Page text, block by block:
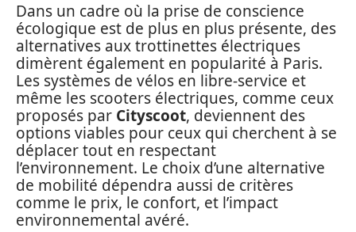
Dans un cadre où la prise de conscience
écologique est de plus en plus présente, des
alternatives aux trottinettes électriques
dimèrent également en popularité à Paris.
Les systèmes de vélos en libre-service et
même les scooters électriques, comme ceux
proposés par Cityscoot, deviennent des
options viables pour ceux qui cherchent à se
déplacer tout en respectant
l’environnement. Le choix d’une alternative
de mobilité dépendra aussi de critères
comme le prix, le confort, et l’impact
environnemental avéré.